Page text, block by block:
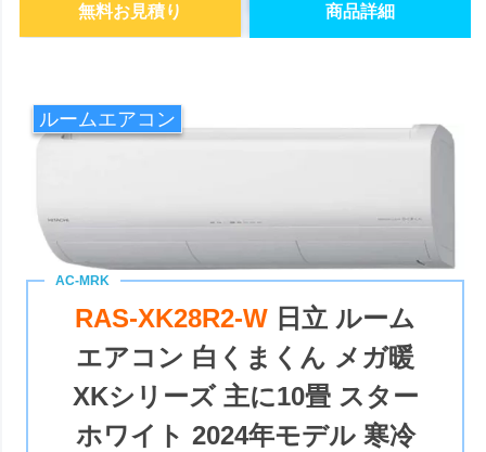
商品詳細
無料お見積り
ルームエアコン
RAS-XK28R2-W 日立 ルーム
エアコン 白くまくん メガ暖
XKシリーズ 主に10畳 スター
ホワイト 2024年モデル 寒冷